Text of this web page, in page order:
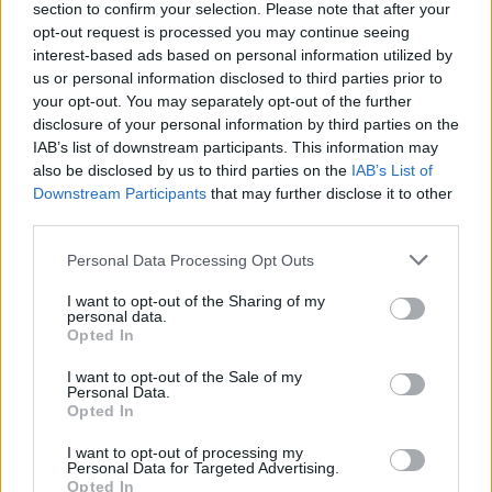
section to confirm your selection. Please note that after your
opt-out request is processed you may continue seeing
interest-based ads based on personal information utilized by
us or personal information disclosed to third parties prior to
your opt-out. You may separately opt-out of the further
disclosure of your personal information by third parties on the
IAB’s list of downstream participants. This information may
also be disclosed by us to third parties on the IAB’s List of
Downstream Participants that may further disclose it to other
Personal Data Processing Opt Outs
I want to opt-out of the Sharing of my
personal data.
Opted In
I want to opt-out of the Sale of my
Personal Data.
Opted In
I want to opt-out of processing my
Personal Data for Targeted Advertising.
Opted In
Guaguas Municipales se sube a la ola
del longboard
Guaguas Municipales se suma a la ola del primer
Festival Internacional de Longboard Oleaje de Gran
Canaria que traerá de la mano del Club Deportivo de
Surfing Oleaje del 1 al 4 de septiembre a El Altillo (Villa
de Moya) una de las competiciones más importantes a
viene impulsada por las áreas de Turismo y Deporte del
Cabildo de Gran Canaria, junto con el Gobierno de
Projects. El Festival Internacional de Longboard Oleaje
2022 es una prueba valedera para la Copa FeSurfing